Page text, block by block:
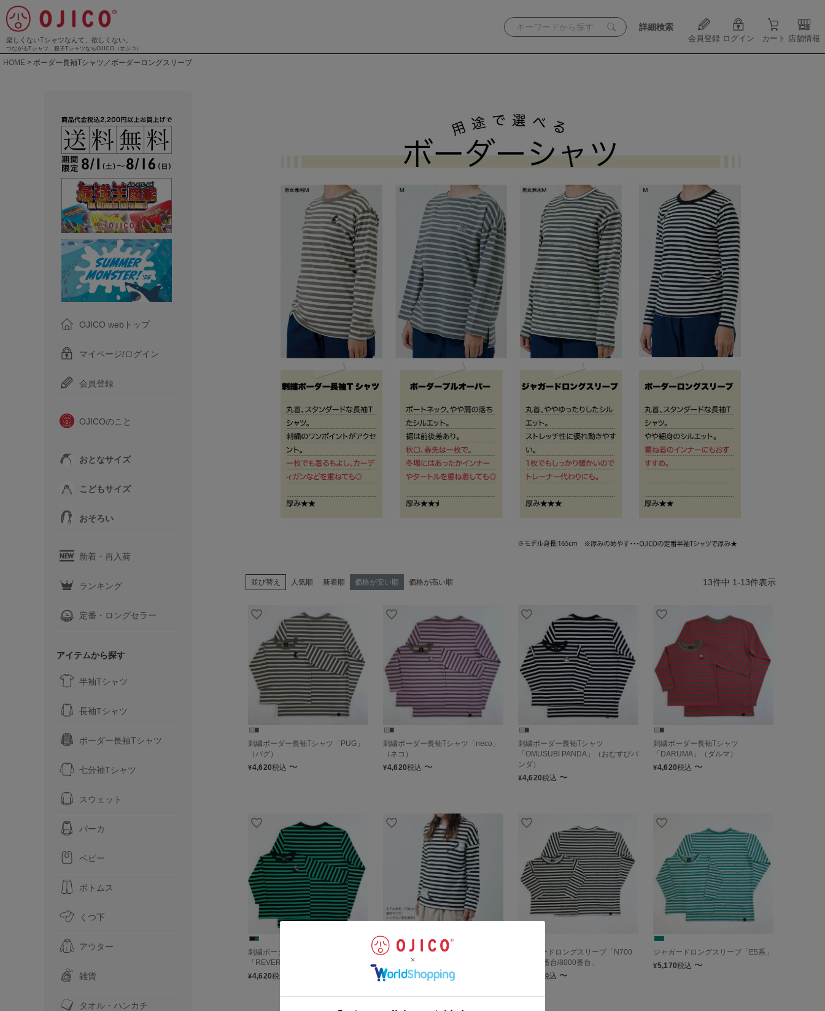
楽しくないTシャツなんて、欲しくない。
つながるTシャツ、親子TシャツならOJICO（オジコ）
詳細検索
会員登録 ログイン カート 店舗情報
HOME ボーダー長袖Tシャツ／ボーダーロングスリーブ
OJICO webトップ
マイページ/ログイン
会員登録
OJICOのこと
おとなサイズ
こどもサイズ
おそろい
新着・再入荷
ランキング
定番・ロングセラー
アイテムから探す
半袖Tシャツ
長袖Tシャツ
ボーダー長袖Tシャツ
七分袖Tシャツ
スウェット
パーカ
ベビー
ボトムス
くつ下
アウター
雑貨
タオル・ハンカチ
並び替え 人気順 新着順 価格が安い順 価格が高い順 13件中 1-13件表示
刺繍ボーダー長袖Tシャツ「PUG」
（パグ）
¥4,620税込 〜
刺繍ボーダー長袖Tシャツ「neco」
（ネコ）
¥4,620税込 〜
刺繍ボーダー長袖Tシャツ
「OMUSUBI PANDA」（おむすびパ
ンダ）
¥4,620税込 〜
刺繍ボーダー長袖Tシャツ
「DARUMA」（ダルマ）
¥4,620税込 〜
刺繍ボーダー長袖Tシャツ
「REVERSI」（リバーシ）
¥4,620税込
ボーダーワイド長袖Tシャツ
「SHIMASHIMAENAGA」（シマシ
マエナガ）
ジャガードロングスリーブ「N700
系7000番台/8000番台」
税込 〜
ジャガードロングスリーブ「E5系」
¥5,170税込 〜